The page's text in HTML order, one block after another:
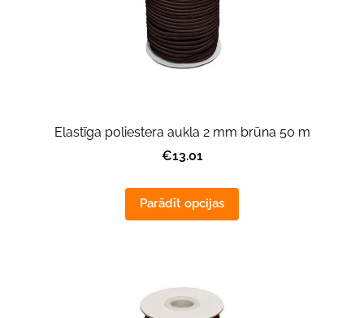
Elastīga poliestera aukla 2 mm brūna 50 m
€13.01
Parādīt opcijas